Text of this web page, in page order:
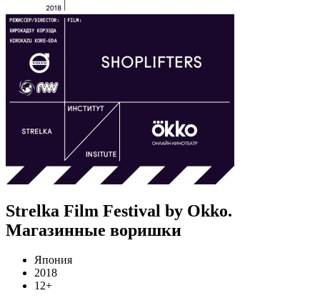
Strelka Film Festival by Okko.
Магазинные воришки
Япония
2018
12+